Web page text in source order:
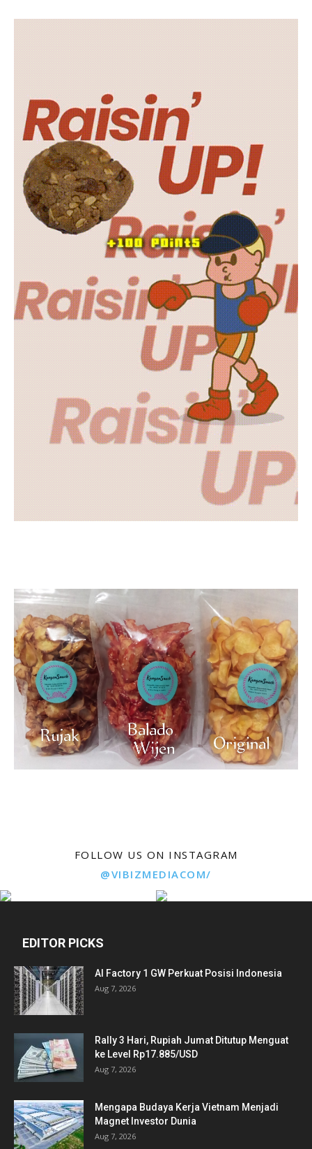
FOLLOW US ON INSTAGRAM
@VIBIZMEDIACOM/
EDITOR PICKS
AI Factory 1 GW Perkuat Posisi Indonesia
Aug 7, 2026
Rally 3 Hari, Rupiah Jumat Ditutup Menguat
ke Level Rp17.885/USD
Aug 7, 2026
Mengapa Budaya Kerja Vietnam Menjadi
Magnet Investor Dunia
Aug 7, 2026